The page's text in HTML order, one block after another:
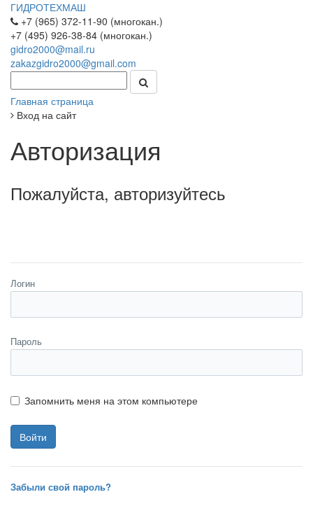
ГИДРОТЕХМАШ
+7 (965) 372-11-90 (многокан.)
+7 (495) 926-38-84 (многокан.)
gidro2000@mail.ru
zakazgidro2000@gmail.com
Главная страница
Вход на сайт
Авторизация
Пожалуйста, авторизуйтесь
Логин
Пароль
Запомнить меня на этом компьютере
Забыли свой пароль?